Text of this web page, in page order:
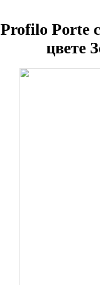
Profilo Porte
цвете